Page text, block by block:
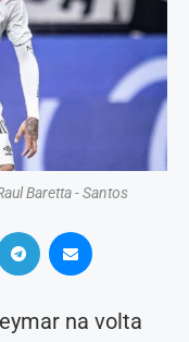
Baretta - Santos
na volta